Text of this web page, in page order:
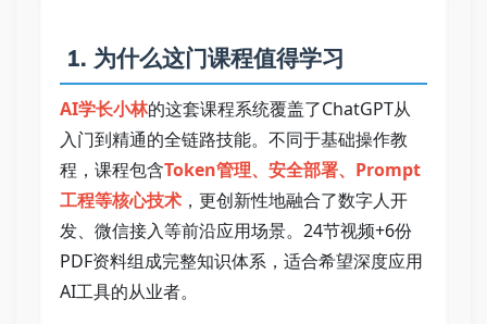
1. 为什么这门课程值得学习
AI学长小林的这套课程系统覆盖了ChatGPT从
入门到精通的全链路技能。不同于基础操作教
程，课程包含Token管理、安全部署、Prompt
工程等核心技术 ，更创新性地融合了数字人开
发、微信接入等前沿应用场景。24节视频+6份
PDF资料组成完整知识体系，适合希望深度应用
AI工具的从业者。